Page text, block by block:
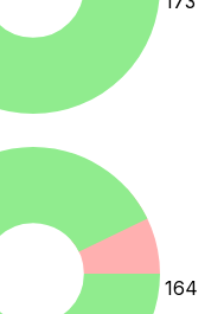
164